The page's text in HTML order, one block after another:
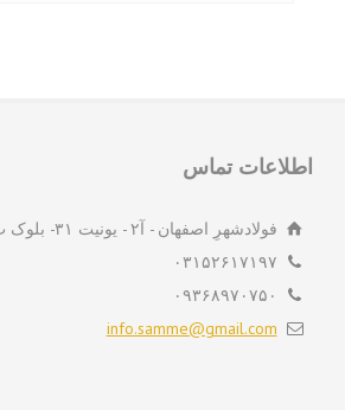
تماس
فولادشهرِ اصفهان - آ۲ - یونیت ۳۱- بلوک ب۲ - شماره ۴۵
۰۳۱۵۲۶۱۷۱۹۷
۰۹۳۶۸۹۷۰۷۵۰
info.samme@gmail.com